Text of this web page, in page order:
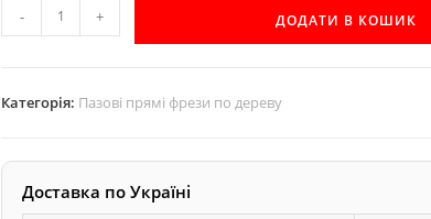
h30
AКУЛА
Pobedit
- + ДОДАТИ В КОШИК
Категорія: Пазові прямі фрези по дереву
Доставка по Україні